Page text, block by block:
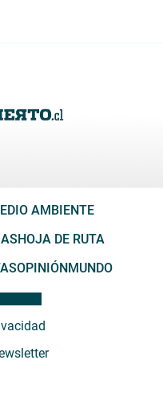
AMBIENTE
HOJA DE RUTA
OPINIÓN MUNDO